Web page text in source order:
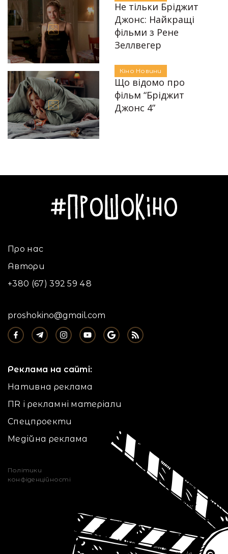
Не тільки Бріджит
Джонс: Найкращі
фільми з Рене
Зеллвегер
Аліна Бондарєва
Кіно Новини
Що відомо про
фільм “Бріджит
Джонс 4”
Про нас
Автори
+380 (67) 392 59 48
proshokino@gmail.com
Реклама на сайті:
Нативна реклама
ПR і рекламні матеріали
Спецпроекти
Медійна реклама
Політики
конфіденційності